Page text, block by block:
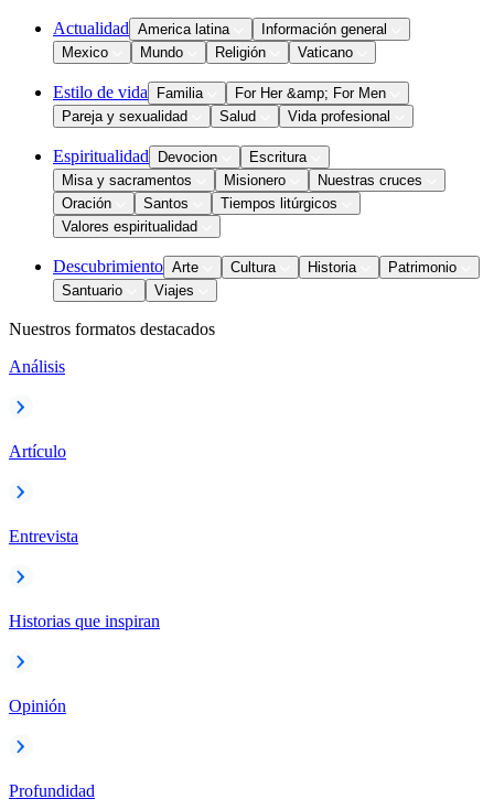
Actualidad America latina
Información general
Mexico
Mundo Religión Vaticano
Estilo de vida Familia
For Her &amp; For Men
Pareja y sexualidad
Salud Vida profesional
Espiritualidad Devocion
Escritura
Misa y sacramentos
Misionero
Nuestras cruces
Oración
Santos
Tiempos litúrgicos
Valores espiritualidad
Descubrimiento Arte Cultura Historia
Patrimonio
Santuario
Viajes
Nuestros formatos destacados
Análisis
Artículo
Entrevista
Historias que inspiran
Opinión
Profundidad